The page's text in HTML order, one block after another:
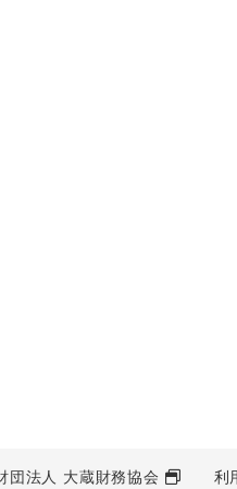
団法人 大蔵財務協会 利